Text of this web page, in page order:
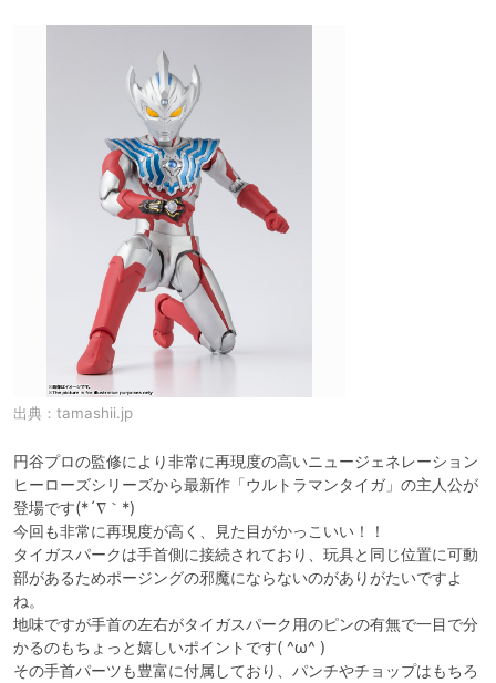
出典： tamashii.jp
円谷プロの監修により非常に再現度の高いニュージェネレーション
ヒーローズシリーズから最新作「ウルトラマンタイガ」の主人公が
登場です(*´∇｀*)
今回も非常に再現度が高く、見た目がかっこいい！！
タイガスパークは手首側に接続されており、玩具と同じ位置に可動
部があるためポージングの邪魔にならないのがありがたいですよ
ね。
地味ですが手首の左右がタイガスパーク用のピンの有無で一目で分
かるのもちょっと嬉しいポイントです( ^ω^ )
その手首パーツも豊富に付属しており、パンチやチョップはもちろ